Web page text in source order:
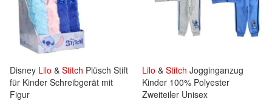
Disney Lilo & Stitch Plüsch Stift
für Kinder Schreibgerät mit
Figur
Lilo & Stitch Jogginganzug
Kinder 100% Polyester
Zweiteiler Unisex